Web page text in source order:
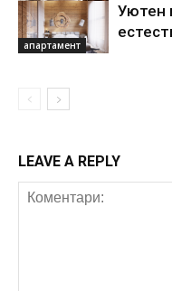
Акценти
апартамент
Уютен
LEAVE A REPLY